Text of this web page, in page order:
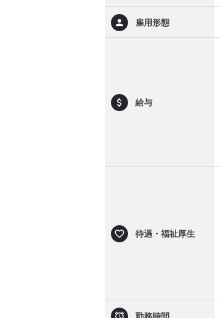
雇用形態
給与
待遇・福祉厚生